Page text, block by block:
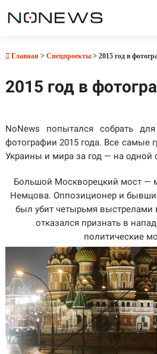
Главная > Спецпроекты> 2015 год в
2015 год в
NoNews попытался собрать
фотографии 2015 года. Все самые
Украины и мира за год — на одной
Большой Москворецкий мост —
Немцова. Оппозиционер и
был убит четырьмя выстрелами
отказался признать в
политические